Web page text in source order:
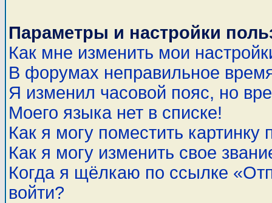
Параметры и настройки
Как мне изменить мои
В форумах неправильное
Я изменил часовой пояс, но
Моего языка нет в списке!
Как я могу поместить
Как я могу изменить свое
Когда я щёлкаю по ссылке
войти?